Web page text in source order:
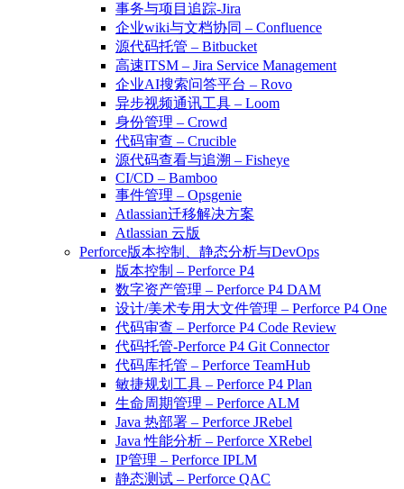
事务与项目追踪-Jira
企业wiki与文档协同 – Confluence
源代码托管 – Bitbucket
高速ITSM – Jira Service Management
企业AI搜索问答平台 – Rovo
异步视频通讯工具 – Loom
身份管理 – Crowd
代码审查 – Crucible
源代码查看与追溯 – Fisheye
CI/CD – Bamboo
事件管理 – Opsgenie
Atlassian迁移解决方案
Atlassian 云版
Perforce版本控制、静态分析与DevOps
版本控制 – Perforce P4
数字资产管理 – Perforce P4 DAM
设计/美术专用大文件管理 – Perforce P4 One
代码审查 – Perforce P4 Code Review
代码托管-Perforce P4 Git Connector
代码库托管 – Perforce TeamHub
敏捷规划工具 – Perforce P4 Plan
生命周期管理 – Perforce ALM
Java 热部署 – Perforce JRebel
Java 性能分析 – Perforce XRebel
IP管理 – Perforce IPLM
静态测试 – Perforce QAC